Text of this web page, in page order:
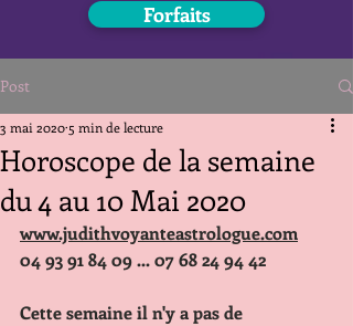
Forfaits
Post
Horoscope de la semaine
du 4 au 10 Mai 2020
3 mai 2020 5 min de lecture
www.judithvoyanteastrologue.com
04 93 91 84 09 ... 07 68 24 94 42
Cette semaine il n'y a pas de